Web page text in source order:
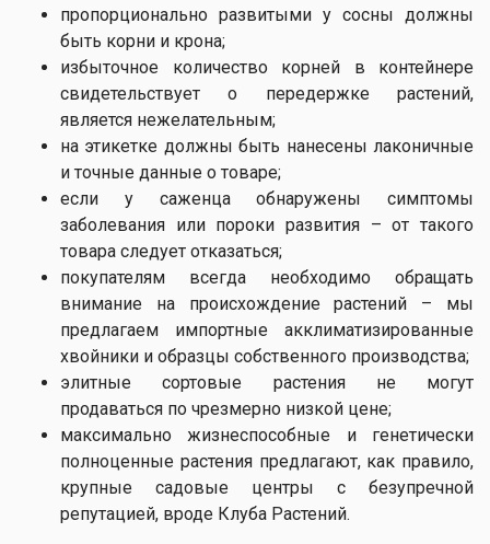
пропорционально развитыми у сосны должны
быть корни и крона;
избыточное количество корней в контейнере
свидетельствует о передержке растений,
является нежелательным;
на этикетке должны быть нанесены лаконичные
и точные данные о товаре;
если у саженца обнаружены симптомы
заболевания или пороки развития – от такого
товара следует отказаться;
покупателям всегда необходимо обращать
внимание на происхождение растений – мы
предлагаем импортные акклиматизированные
хвойники и образцы собственного производства;
элитные сортовые растения не могут
продаваться по чрезмерно низкой цене;
максимально жизнеспособные и генетически
полноценные растения предлагают, как правило,
крупные садовые центры с безупречной
репутацией, вроде Клуба Растений.